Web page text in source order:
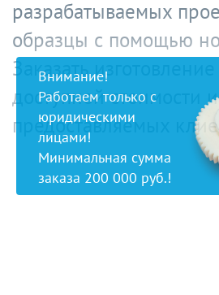
разрабатываемых
образцы с помощью
Заказать
доступной стоимости
предоставляемых
Внимание!
Работаем только с
юридическими
лицами!
Минимальная сумма
заказа 200 000 руб.!